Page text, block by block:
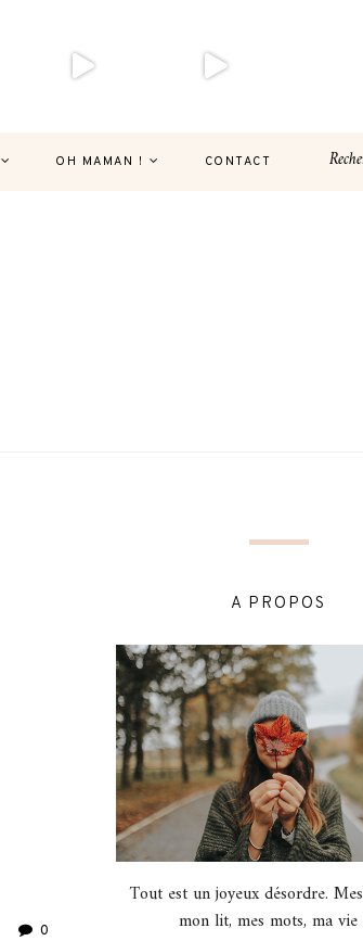
OH MAMAN ! CONTACT
0
A PROPOS
Tout est un joyeux désordre.
mon lit, mes mots, ma